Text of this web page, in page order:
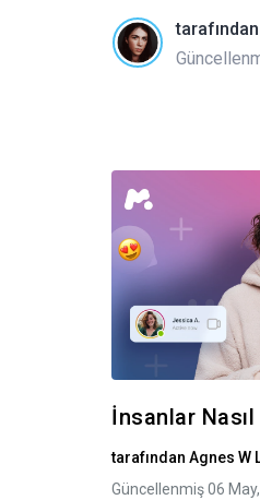
tarafından
İnsanlar
tarafındanAgnes W
Güncellenmiş 06